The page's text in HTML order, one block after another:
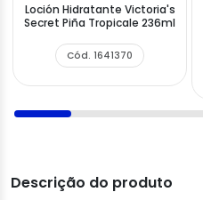
Loción Hidratante Victoria's
Secret Piña Tropicale 236ml
Cód. 1641370
Descrição do produto